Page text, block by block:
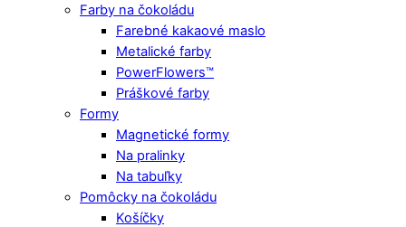
Farby na čokoládu
Farebné kakaové maslo
Metalické farby
PowerFlowers™
Práškové farby
Formy
Magnetické formy
Na pralinky
Na tabuľky
Pomôcky na čokoládu
Košíčky